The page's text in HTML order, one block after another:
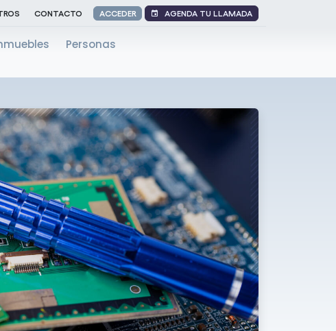
CONTACTO ACCEDER AGENDA TU LLAMADA
Personas